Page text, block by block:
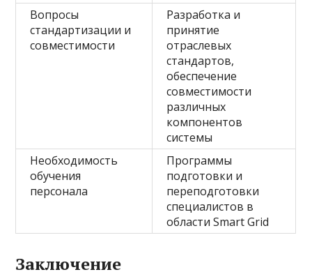
Вопросы
стандартизации и
совместимости
Разработка и
принятие
отраслевых
стандартов,
обеспечение
совместимости
различных
компонентов
системы
Необходимость
обучения
персонала
Программы
подготовки и
переподготовки
специалистов в
области Smart Grid
Заключение